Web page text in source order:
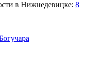
в Нижнедевицке: 8